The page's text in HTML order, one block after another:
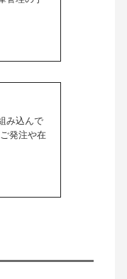
み込んで
発注や在